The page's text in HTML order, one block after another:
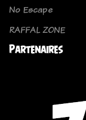
No Escape
RAFFAL ZONE
Partenaires